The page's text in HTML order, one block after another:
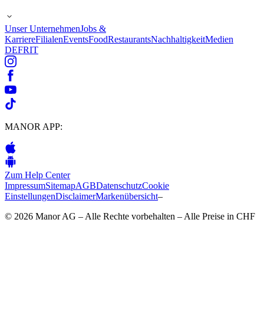
Unser UnternehmenJobs &
KarriereFilialenEventsFoodRestaurantsNachhaltigkeitMedien
DEFRIT
MANOR APP:
Zum Help Center
ImpressumSitemapAGBDatenschutzCookie
EinstellungenDisclaimerMarkenübersicht–
© 2026 Manor AG – Alle Rechte vorbehalten – Alle Preise in CHF